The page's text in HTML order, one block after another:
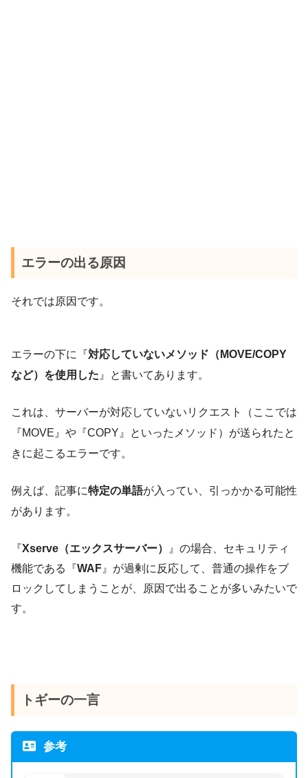
エラーの出る原因
それでは原因です。
エラーの下に『対応していないメソッド（MOVE/COPY
など）を使用した』と書いてあります。
これは、サーバーが対応していないリクエスト（ここでは
『MOVE』や『COPY』といったメソッド）が送られたと
きに起こるエラーです。
例えば、記事に特定の単語が入ってい、引っかかる可能性
があります。
『Xserve（エックスサーバー）
』の場合、セキュリティ
機能である『WAF』が過剰に反応して、普通の操作をブ
ロックしてしまうことが、原因で出ることが多いみたいで
す。
トギーの一言
参考